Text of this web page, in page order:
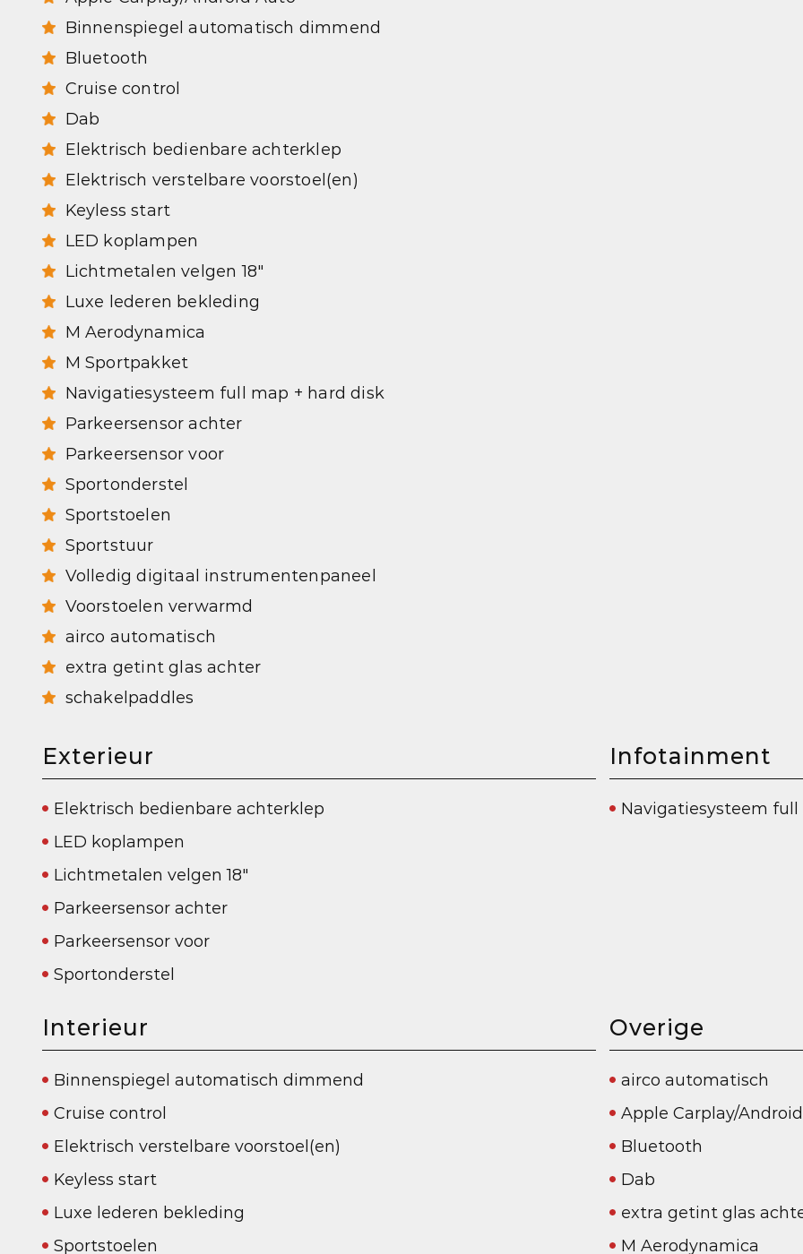
Binnenspiegel automatisch dimmend
Bluetooth
Cruise control
Dab
Elektrisch bedienbare achterklep
Elektrisch verstelbare voorstoel(en)
Keyless start
LED koplampen
Lichtmetalen velgen 18"
Luxe lederen bekleding
M Aerodynamica
M Sportpakket
Navigatiesysteem full map + hard disk
Parkeersensor achter
Parkeersensor voor
Sportonderstel
Sportstoelen
Sportstuur
Volledig digitaal instrumentenpaneel
Voorstoelen verwarmd
airco automatisch
extra getint glas achter
schakelpaddles
Exterieur
Elektrisch bedienbare achterklep
LED koplampen
Lichtmetalen velgen 18"
Parkeersensor achter
Parkeersensor voor
Sportonderstel
Infotainment
Navigatiesysteem full
Interieur
Binnenspiegel automatisch dimmend
Cruise control
Elektrisch verstelbare voorstoel(en)
Keyless start
Luxe lederen bekleding
Sportstoelen
Overige
airco automatisch
Apple Carplay/
Bluetooth
Dab
extra getint glas
M Aerodynamica